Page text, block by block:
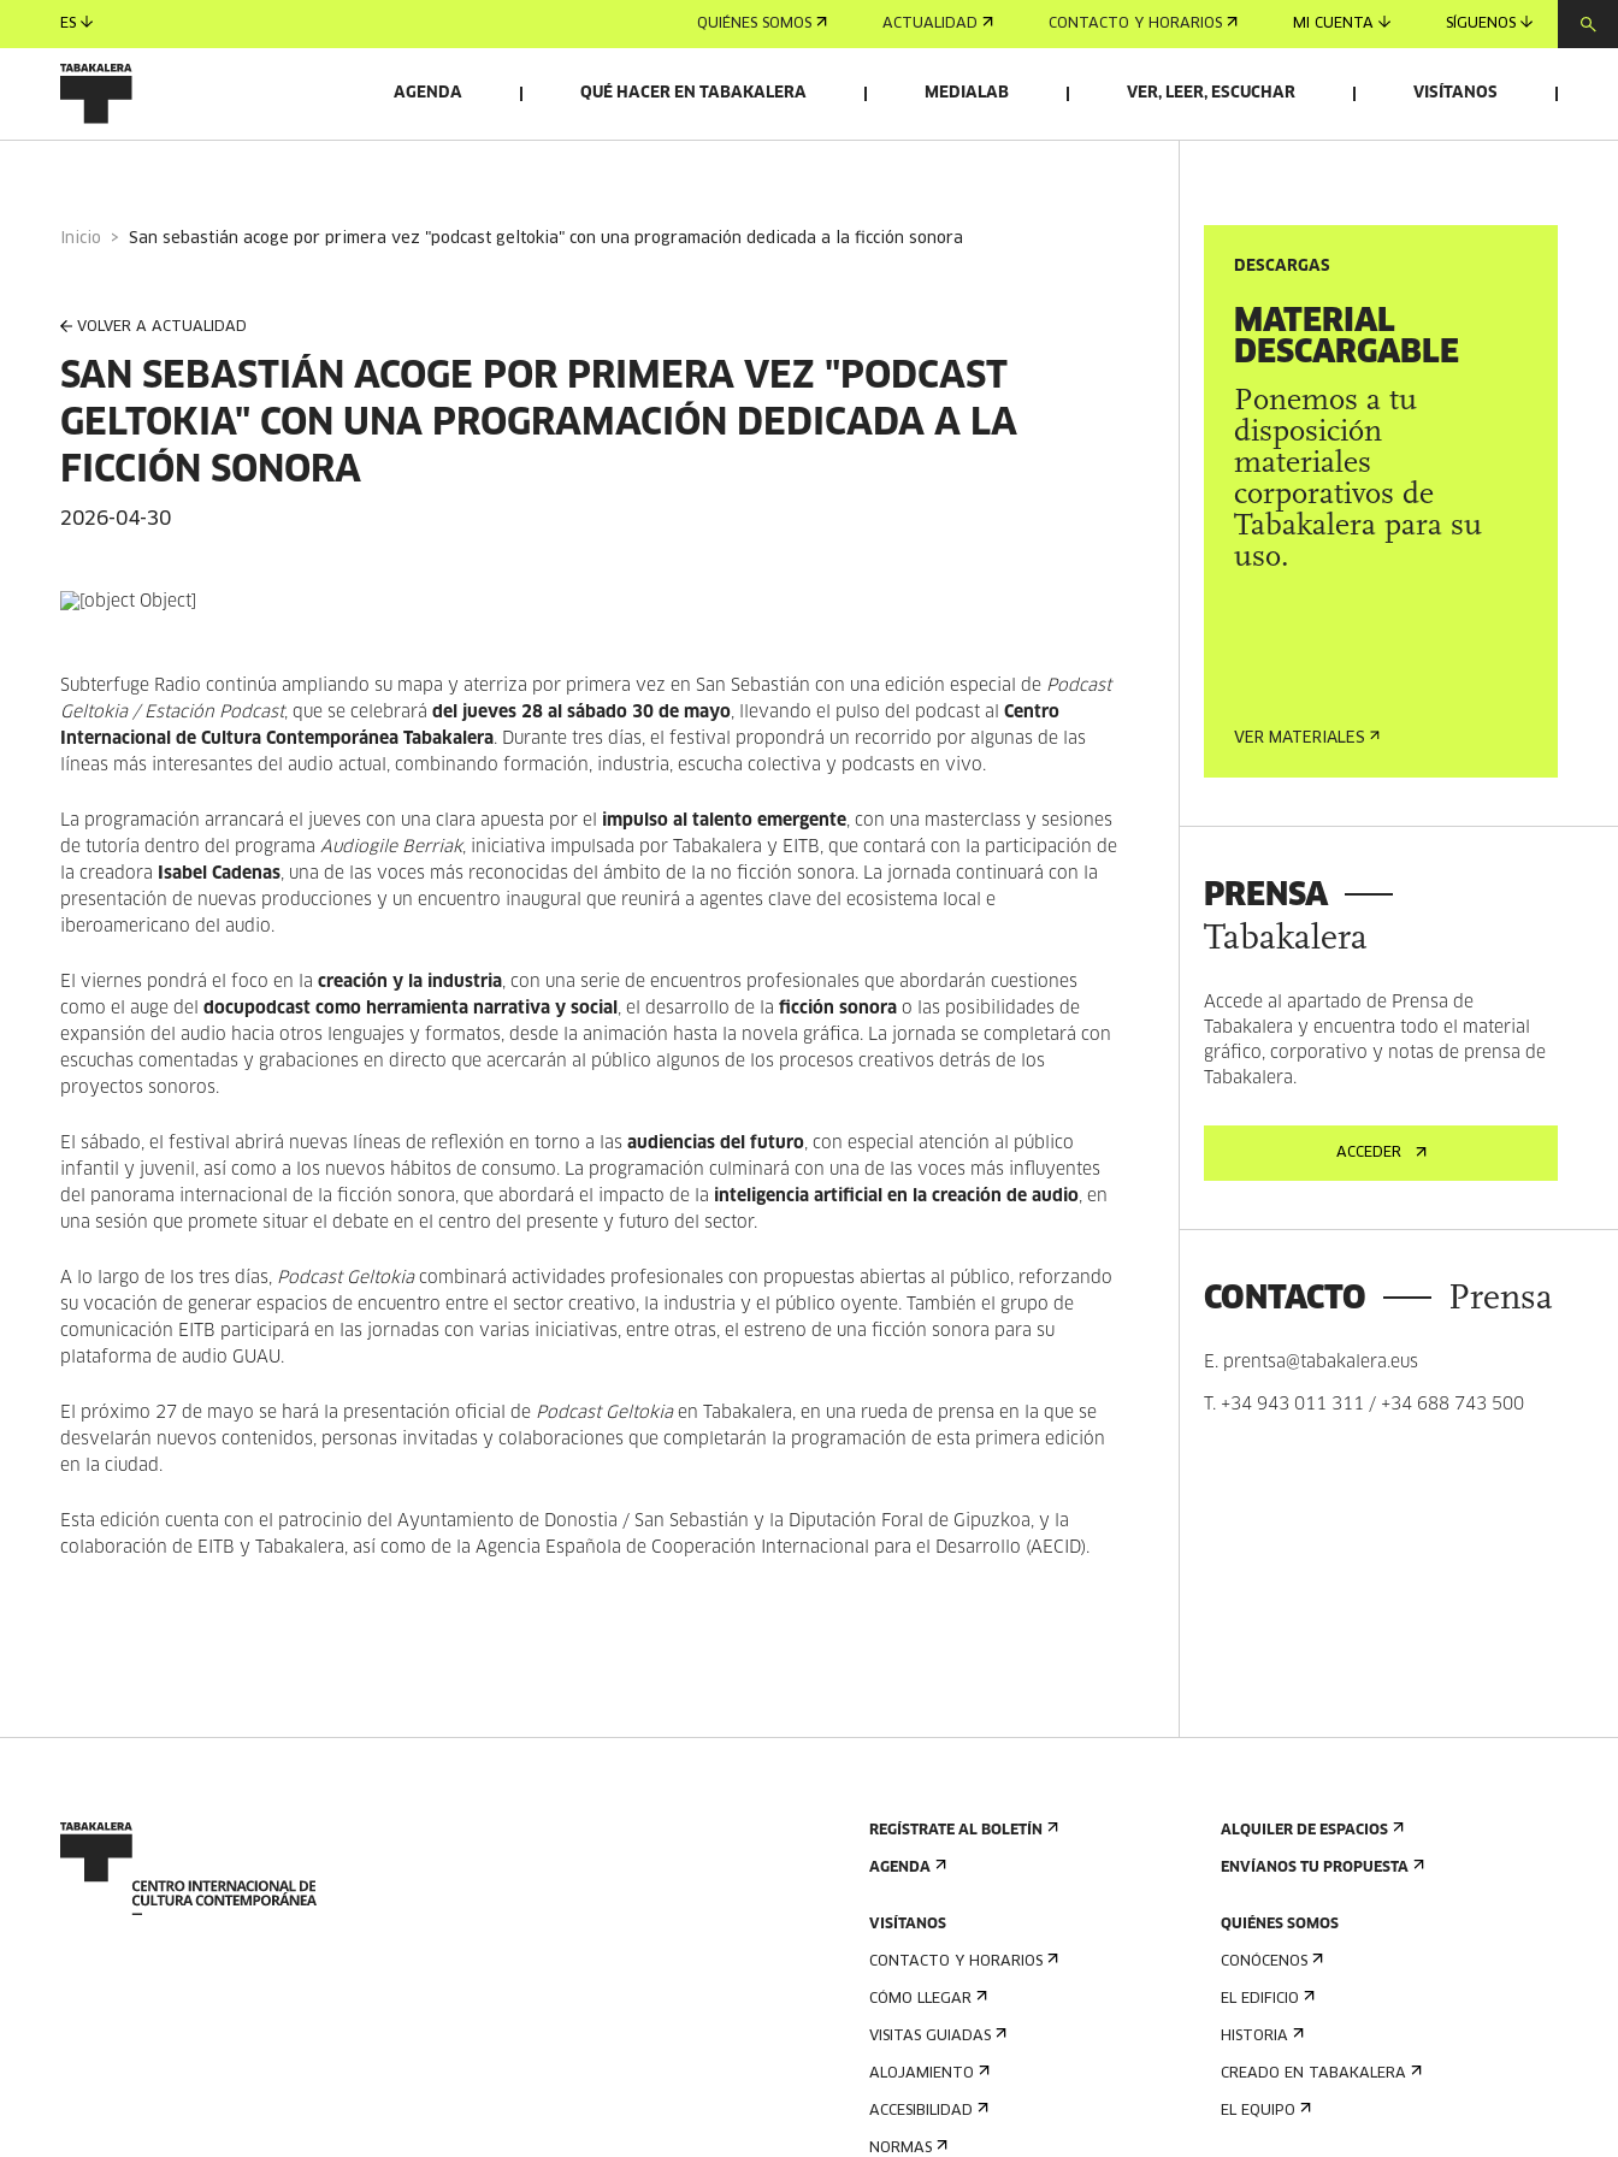
ES QUIÉNES SOMOS ACTUALIDAD CONTACTO Y HORARIOS MI CUENTA SÍGUENOS
AGENDA QUÉ HACER EN TABAKALERA MEDIALAB VER, LEER, ESCUCHAR VISÍTANOS
Inicio san sebastián acoge por primera vez "podcast geltokia" con una programación dedicada a la ficción sonora
VOLVER A ACTUALIDAD
SAN SEBASTIÁN ACOGE POR PRIMERA VEZ "PODCAST
GELTOKIA" CON UNA PROGRAMACIÓN DEDICADA A LA
FICCIÓN SONORA
2026-04-30
Subterfuge Radio continúa ampliando su mapa y aterriza por primera vez en San Sebastián con una edición especial de Podcast
Geltokia / Estación Podcast, que se celebrará del jueves 28 al sábado 30 de mayo, llevando el pulso del podcast al Centro
Internacional de Cultura Contemporánea Tabakalera. Durante tres días, el festival propondrá un recorrido por algunas de las
líneas más interesantes del audio actual, combinando formación, industria, escucha colectiva y podcasts en vivo.
La programación arrancará el jueves con una clara apuesta por el impulso al talento emergente, con una masterclass y sesiones
de tutoría dentro del programa Audiogile Berriak, iniciativa impulsada por Tabakalera y EITB, que contará con la participación de
la creadora
Isabel Cadenas, una de las voces más reconocidas del ámbito de la no ficción sonora. La jornada continuará con la
presentación de nuevas producciones y un encuentro inaugural que reunirá a agentes clave del ecosistema local e
iberoamericano del audio.
El viernes pondrá el foco en la creación y la industria, con una serie de encuentros profesionales que abordarán cuestiones
como el auge del docupodcast como herramienta narrativa y social , el desarrollo de la ficción sonora o las posibilidades de
expansión del audio hacia otros lenguajes y formatos, desde la animación hasta la novela gráfica. La jornada se completará con
escuchas comentadas y grabaciones en directo que acercarán al público algunos de los procesos creativos detrás de los
proyectos sonoros.
El sábado, el festival abrirá nuevas líneas de reflexión en torno a las audiencias del futuro, con especial atención al público
infantil y juvenil, así como a los nuevos hábitos de consumo. La programación culminará con una de las voces más influyentes
del panorama internacional de la ficción sonora, que abordará el impacto de la
inteligencia artificial en la creación de audio, en
una sesión que promete situar el debate en el centro del presente y futuro del sector.
A lo largo de los tres días, Podcast Geltokiacombinará actividades profesionales con propuestas abiertas al público, reforzando
su vocación de generar espacios de encuentro entre el sector creativo, la industria y el público oyente. También el grupo de
comunicación EITB participará en las jornadas con varias iniciativas, entre otras, el estreno de una ficción sonora para su
plataforma de audio GUAU.
El próximo 27 de mayo se hará la presentación oficial de Podcast Geltokiaen Tabakalera, en una rueda de prensa en la que se
desvelarán nuevos contenidos, personas invitadas y colaboraciones que completarán la programación de esta primera edición
en la ciudad.
Esta edición cuenta con el patrocinio del Ayuntamiento de Donostia / San Sebastián y la Diputación Foral de Gipuzkoa, y la
colaboración de EITB y Tabakalera, así como de la Agencia Española de Cooperación Internacional para el Desarrollo (AECID).
DESCARGAS
MATERIAL
DESCARGABLE
Ponemos a tu
disposición
materiales
corporativos de
Tabakalera para su
uso.
VER MATERIALES
PRENSA
Tabakalera
Accede al apartado de Prensa de
Tabakalera y encuentra todo el material
gráfico, corporativo y notas de prensa de
Tabakalera.
ACCEDER
CONTACTO Prensa
E. prentsa@tabakalera.eus
T. +34 943 011 311 / +34 688 743 500
REGÍSTRATE AL BOLETÍN
AGENDA
VISÍTANOS
CONTACTO Y HORARIOS
CÓMO LLEGAR
VISITAS GUIADAS
ALOJAMIENTO
ACCESIBILIDAD
NORMAS
ALQUILER DE ESPACIOS
ENVÍANOS TU PROPUESTA
QUIÉNES SOMOS
CONÓCENOS
EL EDIFICIO
HISTORIA
CREADO EN TABAKALERA
EL EQUIPO